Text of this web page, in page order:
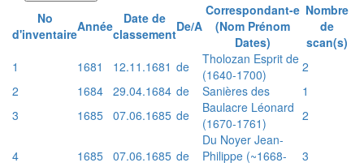
No
d'inventaireAnnée
Date de
classementDe/A
Correspondant-e
(Nom Prénom
Dates)
Nombre
de
scan(s)
1
1681 12.11.1681 de
Tholozan Esprit de
(1640-1700)
2
2
1684 29.04.1684 de Sanières des
1
3
1685 07.06.1685 de
Baulacre Léonard
(1670-1761)
2
4 1685 07.06.1685 de
Du Noyer Jean-
Philippe (~1668-
3